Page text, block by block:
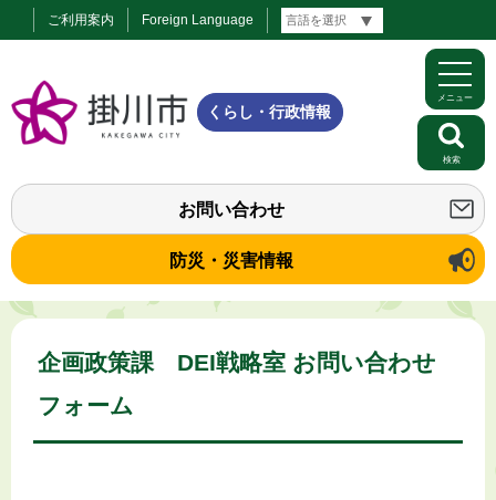
ご利用案内 Foreign Language
くらし・行政情報
お問い合わせ
防災・災害情報
メニュー
検索
企画政策課 DEI戦略室 お問い合わせ
フォーム